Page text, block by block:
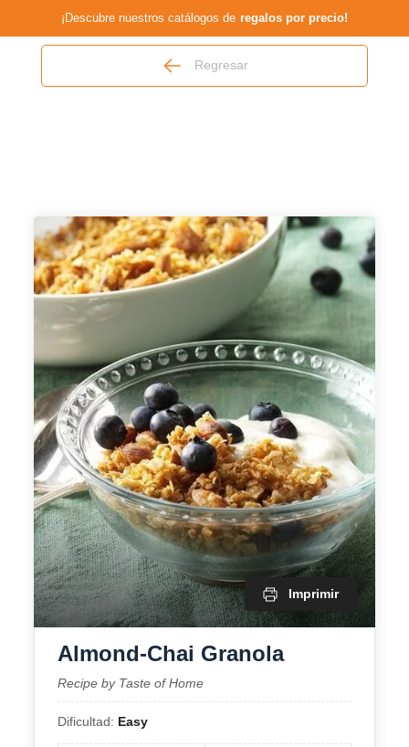
¡Descubre nuestros catálogos de regalos por precio!
Sobre nosotros
Políticas de reembolso
Política de servicio
Lista de deseos
Contacto
Mi cuenta
Regresar
Imprimir
Almond-Chai Granola
Recipe by Taste of Home
Dificultad: Easy